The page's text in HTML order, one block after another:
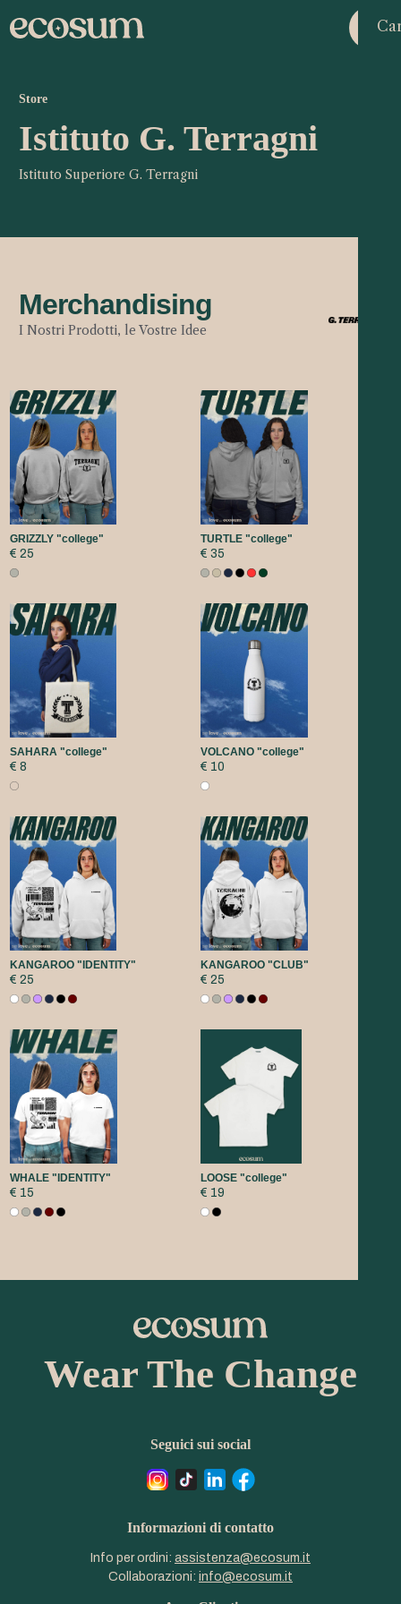
Store
Istituto G. Terragni
Istituto Superiore G. Terragni
Merchandising
I Nostri Prodotti, le Vostre Idee
GRIZZLY "college"
€ 25
TURTLE "college"
€ 35
SAHARA "college"
€ 8
VOLCANO "college"
€ 10
KANGAROO "IDENTITY"
€ 25
KANGAROO "CLUB"
€ 25
WHALE "IDENTITY"
€ 15
LOOSE "college"
€ 19
Wear The Change
Seguici sui social
Informazioni di contatto
Info per ordini: assistenza@ecosum.it
Collaborazioni: info@ecosum.it